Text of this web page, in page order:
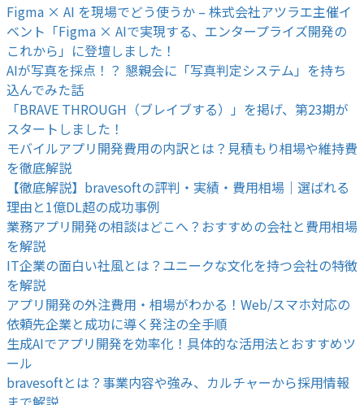
Figma × AI を現場でどう使うか – 株式会社アツラエ主催イ
ベント「Figma × AIで実現する、エンタープライズ開発の
これから」に登壇しました！
AIが写真を採点！？ 懇親会に「写真判定システム」を持ち
込んでみた話
「BRAVE THROUGH（ブレイブする）」を掲げ、第23期が
スタートしました！
モバイルアプリ開発費用の内訳とは？見積もり相場や維持費
を徹底解説
【徹底解説】bravesoftの評判・実績・費用相場｜選ばれる
理由と1億DL超の成功事例
業務アプリ開発の相談はどこへ？おすすめの会社と費用相場
を解説
IT企業の面白い社風とは？ユニークな文化を持つ会社の特徴
を解説
アプリ開発の外注費用・相場がわかる！Web/スマホ対応の
依頼先企業と成功に導く発注の全手順
生成AIでアプリ開発を効率化！具体的な活用法とおすすめツ
ール
bravesoftとは？事業内容や強み、カルチャーから採用情報